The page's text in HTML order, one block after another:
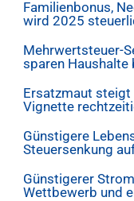
Familienbonus,
wird 2025
Mehrwertsteuer-
sparen
Ersatzmaut
Vignette
Günstigere
Steuersenkung
Günstigerer
Wettbewerb und